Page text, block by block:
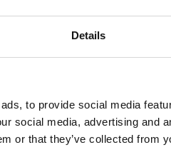
Details
to provide social media
social media, advertising and
or that they’ve collected from
men en række
være en god start. Er
at give den
med højt indhold af
til katte Archives -